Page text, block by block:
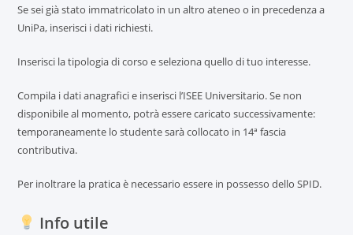
Se sei già stato immatricolato in un altro ateneo o in precedenza a
UniPa, inserisci i dati richiesti.
Inserisci la tipologia di corso e seleziona quello di tuo interesse.
Compila i dati anagrafici e inserisci l’ISEE Universitario. Se non
disponibile al momento, potrà essere caricato successivamente:
temporaneamente lo studente sarà collocato in 14ª fascia
contributiva.
Per inoltrare la pratica è necessario essere in possesso dello SPID.
Info utile